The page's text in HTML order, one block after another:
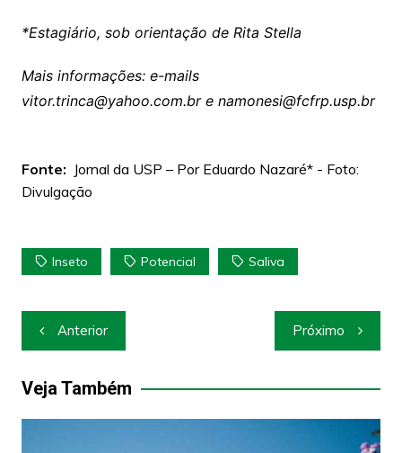
*Estagiário, sob orientação de Rita Stella
Mais informações: e-mails
vitor.trinca@yahoo.com.br e namonesi@fcfrp.usp.br
Fonte: Jornal da USP – Por Eduardo Nazaré* - Foto:
Divulgação
Inseto Potencial Saliva
Navegação
de
Post
Anterior Próximo
Veja Também